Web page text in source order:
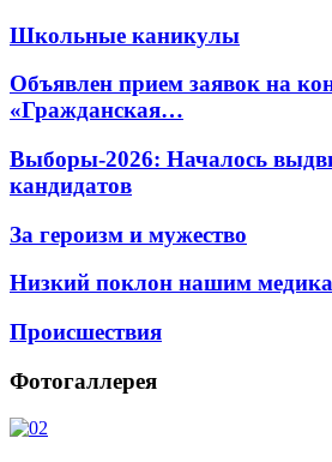
Школьные каникулы
Объявлен прием заявок на
«Гражданская…
Выборы-2026: Началось
кандидатов
За героизм и мужество
Низкий поклон нашим
Происшествия
Фотогаллерея